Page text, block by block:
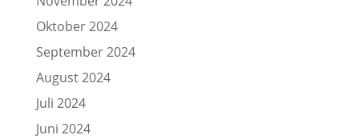
Oktober 2024
September 2024
August 2024
Juli 2024
Juni 2024